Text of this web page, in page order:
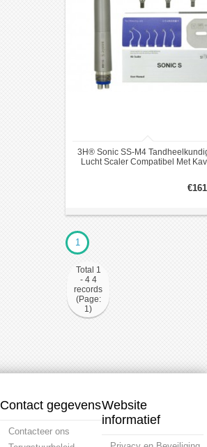
3H® Sonic SS-M4
Lucht Scaler Compatibel Met
1
Total 1
- 4 4
records
(Page:
1)
Contact gegevens
Contacteer ons
Website
informatief